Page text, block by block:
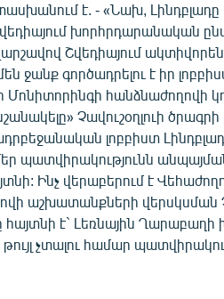
է. - «Նախ,
խորհրդարանական
Շվեդիայում
ջանք գործադրելու է իր
Մոնիտորինգի հանձնաժողովի
Չավուշօղլուի
լոբբիստ
պատվիրակությունն
Ինչ վերաբերում է
աշխատանքների վերսկսման
հայտնի է` Լեռնային
չտալու համար